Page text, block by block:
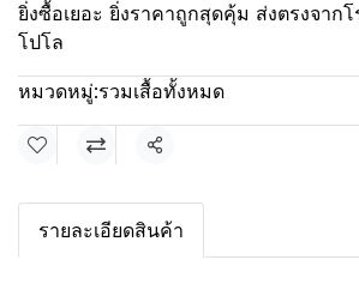
ยิ่งซื้อเยอะ ยิ่งราคาถูกสุดคุ้ม ส่งตรงจากโ
โปโล
หมวดหมู่:รวมเสื้อทั้งหมด
แชร์
รายละเอียดสินค้า